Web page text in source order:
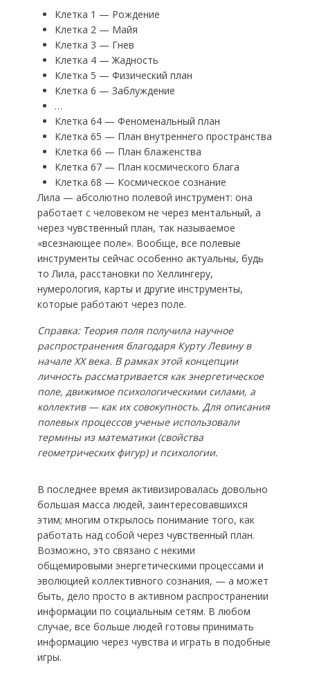
Клетка 1 — Рождение
Клетка 2 — Майя
Клетка 3 — Гнев
Клетка 4 — Жадность
Клетка 5 — Физический план
Клетка 6 — Заблуждение
…
Клетка 64 — Феноменальный план
Клетка 65 — План внутреннего пространства
Клетка 66 — План блаженства
Клетка 67 — План космического блага
Клетка 68 — Космическое сознание
Лила — абсолютно полевой инструмент: она
работает с человеком не через ментальный, а
через чувственный план, так называемое
«всезнающее поле». Вообще, все полевые
инструменты сейчас особенно актуальны, будь
то Лила, расстановки по Хеллингеру,
нумерология, карты и другие инструменты,
которые работают через поле.
Справка: Теория поля получила научное
распространения благодаря Курту Левину в
начале ХХ века. В рамках этой концепции
личность рассматривается как энергетическое
поле, движимое психологическими силами, а
коллектив — как их совокупность. Для описания
полевых процессов ученые использовали
термины из математики (свойства
геометрических фигур) и психологии.
В последнее время активизировалась довольно
большая масса людей, заинтересовавшихся
этим; многим открылось понимание того, как
работать над собой через чувственный план.
Возможно, это связано с некими
общемировыми энергетическими процессами и
эволюцией коллективного сознания, — а может
быть, дело просто в активном распространении
информации по социальным сетям. В любом
случае, все больше людей готовы принимать
информацию через чувства и играть в подобные
игры.